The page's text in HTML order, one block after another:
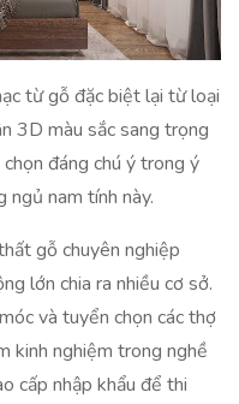
từ gỗ đặc biệt lại từ loại
3D màu sắc sang trọng
đáng chú ý trong ý
nam tính này.
gỗ chuyên nghiệp
lớn chia ra nhiều cơ sở.
và tuyển chọn các thợ
kinh nghiệm trong nghề
cấp nhập khẩu để thi